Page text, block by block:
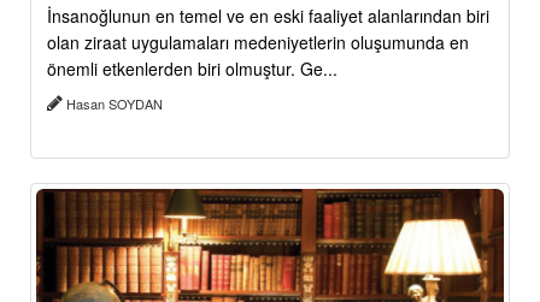
İnsanoğlunun en temel ve en eski faaliyet alanlarından biri
olan ziraat uygulamaları medeniyetlerin oluşumunda en
önemli etkenlerden biri olmuştur. Ge...
Hasan SOYDAN